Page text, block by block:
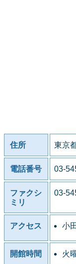
住所 東京
電話番号 03-
ファクシ
ミリ
03-
アクセス 小
開館時間 火